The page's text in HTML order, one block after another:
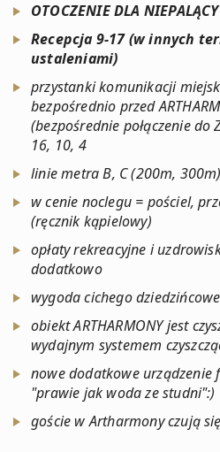
OTOCZENIE DLA
Recepcja 9-17 (w innych
ustaleniami)
przystanki komunikacji
bezpośrednio przed
(bezpośrednie połączenie
16, 10, 4
linie metra B, C (200m, 300m)
w cenie noclegu = pościel,
(ręcznik kąpielowy)
opłaty rekreacyjne i
dodatkowo
wygoda cichego
obiekt ARTHARMONY jest
wydajnym systemem
nowe dodatkowe
"prawie jak woda ze studni":)
goście w Artharmony czują